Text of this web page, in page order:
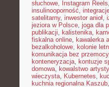
słuchowe, Instagram Reels,
insulinooporność,
satelitarny, inwestor anioł,
jeziora w Polsce, joga dla
publikacji, kalistenika,
fiskalna online, kawalerka
bezalkoholowe, kolonie
komunikacja bez przemocy
konteneryzacja, kontuzje
domowa, kowalstwo
wieczysta, Kubernetes,
kuchnia regionalna Kaszub,